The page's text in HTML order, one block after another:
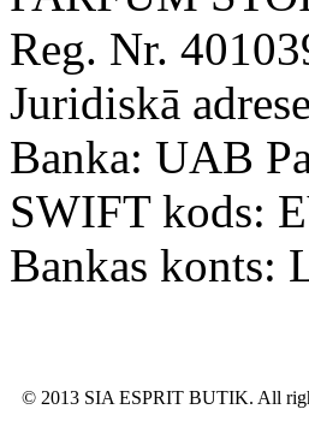
Reg. Nr.
Juridiskā
Banka: UAB
SWIFT kods:
Bankas konts:
© 2013 SIA ESPRIT BUTIK. All